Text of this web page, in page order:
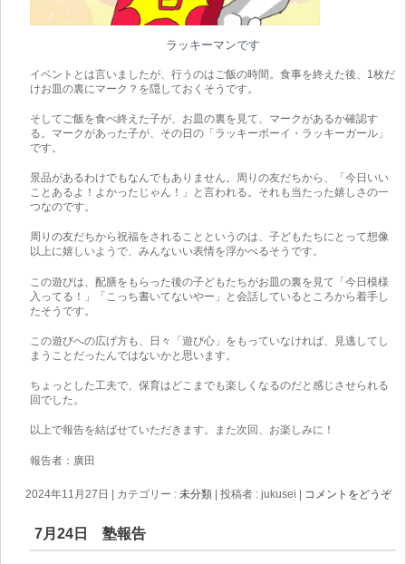
ラッキーマンです
イベントとは言いましたが、行うのはご飯の時間。食事を終えた後、1枚だ
けお皿の裏にマーク？を隠しておくそうです。
そしてご飯を食べ終えた子が、お皿の裏を見て、マークがあるか確認す
る。マークがあった子が、その日の「ラッキーボーイ・ラッキーガール」
です。
景品があるわけでもなんでもありません。周りの友だちから、「今日いい
ことあるよ！よかったじゃん！」と言われる。それも当たった嬉しさの一
つなのです。
周りの友だちから祝福をされることというのは、子どもたちにとって想像
以上に嬉しいようで、みんないい表情を浮かべるそうです。
この遊びは、配膳をもらった後の子どもたちがお皿の裏を見て「今日模様
入ってる！」「こっち書いてないやー」と会話しているところから着手し
たそうです。
この遊びへの広げ方も、日々「遊び心」をもっていなければ、見逃してし
まうことだったんではないかと思います。
ちょっとした工夫で、保育はどこまでも楽しくなるのだと感じさせられる
回でした。
以上で報告を結ばせていただきます。また次回、お楽しみに！
報告者：廣田
2024年11月27日 カテゴリー :未分類 |投稿者 : jukusei コメントをどうぞ
7月24日 塾報告